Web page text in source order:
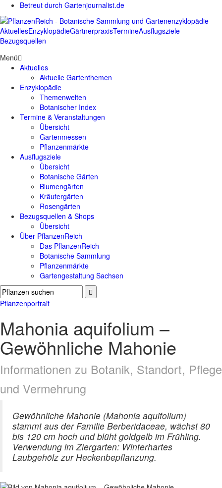
Betreut durch Gartenjournalist.de
AktuellesEnzyklopädieGärtnerpraxisTermineAusflugsziele
Bezugsquellen
Menü
Aktuelles
Aktuelle Gartenthemen
Enzyklopädie
Themenwelten
Botanischer Index
Termine & Veranstaltungen
Übersicht
Gartenmessen
Pflanzenmärkte
Ausflugsziele
Übersicht
Botanische Gärten
Blumengärten
Kräutergärten
Rosengärten
Bezugsquellen & Shops
Übersicht
Über PflanzenReich
Das PflanzenReich
Botanische Sammlung
Pflanzenmärkte
Gartengestaltung Sachsen
Pflanzenportrait
Mahonia aquifolium –
Gewöhnliche Mahonie
Informationen zu Botanik, Standort, Pflege
und Vermehrung
Gewöhnliche Mahonie (Mahonia aquifolium)
stammt aus der Familie Berberidaceae, wächst 80
bis 120 cm hoch und blüht goldgelb im Frühling.
Verwendung im Ziergarten: Winterhartes
Laubgehölz zur Heckenbepflanzung.